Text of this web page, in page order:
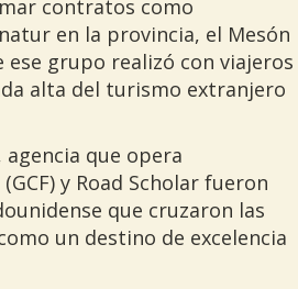
contratos como
en la provincia, el Mesón
grupo realizó con viajeros
alta del turismo extranjero
agencia que opera
y Road Scholar fueron
que cruzaron las
un destino de excelencia